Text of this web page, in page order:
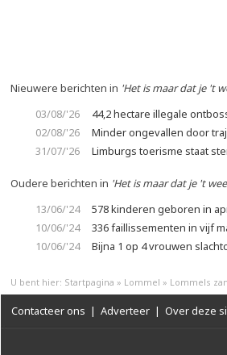
Nieuwere berichten in 'Het is maar dat je 't
03/08/'26
44,2 hectare illegale
02/08/'26
Minder ongevallen door
31/07/'26
Limburgs toerisme staat
Oudere berichten in 'Het is maar dat je 't
13/06/'24
578 kinderen geboren in
10/06/'24
336 faillissementen in vijf
10/06/'24
Bijna 1 op 4 vrouwen
U bent hier: Startpagina » Lommel » Lommels
Contacteer ons | Adverteer | Over deze